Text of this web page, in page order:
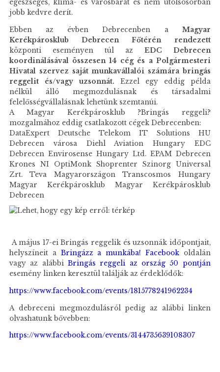
egészséges, klíma- és városbarát és nem utolsósorban
jobb kedvre derít.
Ebben az évben Debrecenben a Magyar
Kerékpárosklub Debrecen Főtérén rendezett
központi eseményen túl az EDC Debrecen
koordinálásával összesen 14 cég és a Polgármesteri
Hivatal szervez saját munkavállalói számára bringás
reggelit és/vagy uzsonnát. Ezzel egy eddig példa
nélkül álló megmozdulásnak és társadalmi
felelősségvállalásnak lehetünk szemtanúi.
AMagyar Kerékpárosklub ?Bringás reggeli?
mozgalmához eddig csatlakozott cégek Debrecenben:
DataExpert
Deutsche Telekom IT Solutions HU
Debrecen városa
Diehl Aviation Hungary
EDC
Debrecen Envirosense Hungary Ltd. EPAM Debrecen
Krones
NI OptiMonk Shoprenter
Szinorg Universal
Zrt.
Teva Magyarországon
Transcosmos Hungary
Magyar Kerékpárosklub
Magyar Kerékpárosklub
Debrecen
A május 17-ei Bringás reggelik és uzsonnák időpontjait,
helyszíneit a Bringázz a munkába! Facebookoldalán
vagy az alábbiBringás reggeli az ország 50 pontján
esemény linken keresztül találják az érdeklődők:
https://www.facebook.com/events/1815778241962234
A debreceni megmozdulásról pedig az alábbi linken
olvashatunk bővebben:
https://www.facebook.com/events/3144735639108307